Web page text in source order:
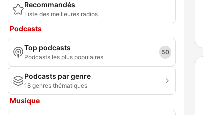
Recommandés
Liste des meilleures radios
Podcasts
Top podcasts
Podcasts les plus populaires
50
Podcasts par genre
18 genres thématiques
Musique